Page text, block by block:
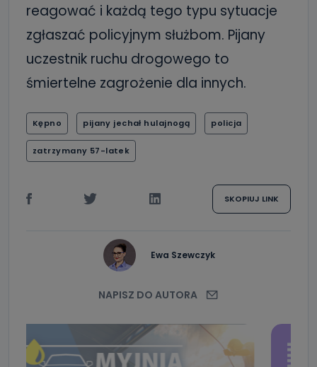
reagować i każdą tego typu sytuacje
zgłaszać policyjnym służbom. Pijany
uczestnik ruchu drogowego to
śmiertelne zagrożenie dla innych.
Kępno pijany jechał hulajnogą policja
zatrzymany 57-latek
SKOPIUJ LINK
Ewa Szewczyk
NAPISZ DO AUTORA